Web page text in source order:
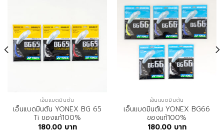
เอ็นแบดมินตัน
เอ็นแบดมินตัน YONEX BG 65
Ti ของแท้100%
180.00 บาท
เอ็นแบดมินตัน
เอ็นแบดมินตัน YONEX BG66
ของแท้100%
180.00 บาท